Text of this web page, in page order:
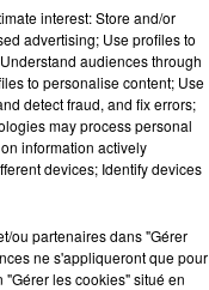
Une
La
interest: Store and/or
advertising; Use profiles to
audiences through
to personalise content; Use
detect fraud, and fix errors;
may process personal
information actively
devices; Identify devices
ou partenaires dans "Gérer
ne s'appliqueront que pour
les cookies" situé en